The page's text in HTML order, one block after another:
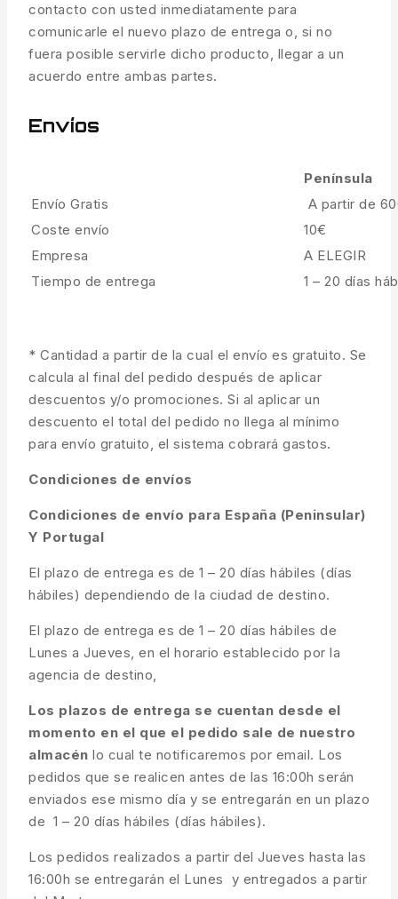
contacto con usted inmediatamente para
comunicarle el nuevo plazo de entrega o, si no
fuera posible servirle dicho producto, llegar a un
acuerdo entre ambas partes.
Envíos
Península
Envío Gratis
A partir de
Coste envío
10€
Empresa
A ELEGIR
Tiempo de entrega
1 – 20 días
* Cantidad a partir de la cual el envío es gratuito. Se
calcula al final del pedido después de aplicar
descuentos y/o promociones. Si al aplicar un
descuento el total del pedido no llega al mínimo
para envío gratuito, el sistema cobrará gastos.
Condiciones de envíos
Condiciones de envío para España (Peninsular)
Y Portugal
El plazo de entrega es de 1 – 20 días hábiles (días
hábiles) dependiendo de la ciudad de destino.
El plazo de entrega es de 1 – 20 días hábiles de
Lunes a Jueves, en el horario establecido por la
agencia de destino,
Los plazos de entrega se cuentan desde el
momento en el que el pedido sale de nuestro
almacén lo cual te notificaremos por email. Los
pedidos que se realicen antes de las 16:00h serán
enviados ese mismo día y se entregarán en un plazo
de 1 – 20 días hábiles (días hábiles).
Los pedidos realizados a partir del Jueves hasta las
16:00h se entregarán el Lunes y entregados a partir